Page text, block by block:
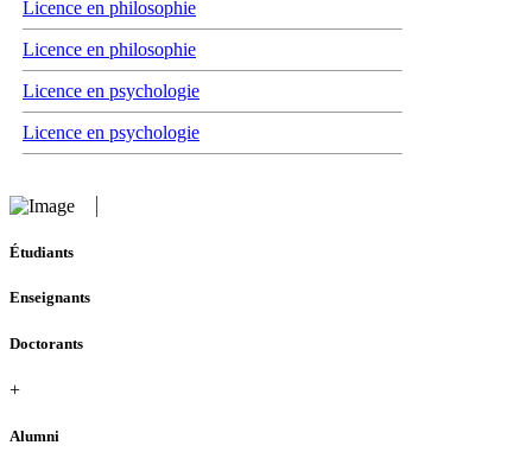
Licence en philosophie
Licence en philosophie
Licence en psychologie
Licence en psychologie
Étudiants
Enseignants
Doctorants
+
Alumni